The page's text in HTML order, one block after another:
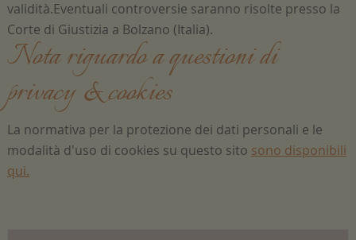
validità.Eventuali controversie saranno risolte presso la
Corte di Giustizia a Bolzano (Italia).
Nota riguardo a questioni di
privacy & cookies
La normativa per la protezione dei dati personali e le
modalità d'uso di cookies su questo sito sono disponibili
qui.